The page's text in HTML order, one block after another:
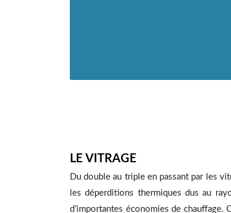
LE VITRAGE
Du double au triple en passant par les
les déperditions thermiques dus au
d’importantes économies de chauffage.